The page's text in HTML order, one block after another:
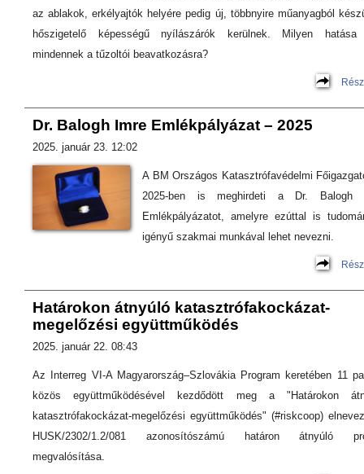
az ablakok, erkélyajtók helyére pedig új, többnyire műanyagból
hőszigetelő képességű nyílászárók kerülnek. Milyen hatása
mindennek a tűzoltói beavatkozásra?
Dr. Balogh Imre Emlékpályázat – 2025
2025. január 23. 12:02
A BM Országos Katasztrófavédelmi
2025-ben is meghirdeti a Dr. Balogh
Emlékpályázatot, amelyre ezúttal is
igényű szakmai munkával lehet nevezni.
Határokon átnyúló katasztrófakockázat-
megelőzési együttműködés
2025. január 22. 08:43
Az Interreg VI-A Magyarország–Szlovákia Program keretében 11
közös együttműködésével kezdődött meg a "Határokon
katasztrófakockázat-megelőzési együttműködés" (#riskcoop)
HUSK/2302/1.2/081 azonosítószámú határon átnyúló
megvalósítása.